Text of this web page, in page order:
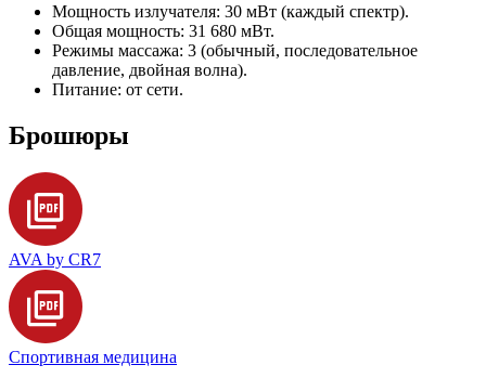
Мощность излучателя: 30 мВт (каждый спектр).
Общая мощность: 31 680 мВт.
Режимы массажа: 3 (обычный, последовательное
давление, двойная волна).
Питание: от сети.
Брошюры
AVA by CR7
Спортивная медицина